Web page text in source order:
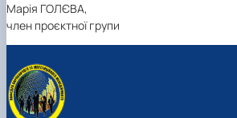
Марія ГОЛЄВА,
член проєктної групи